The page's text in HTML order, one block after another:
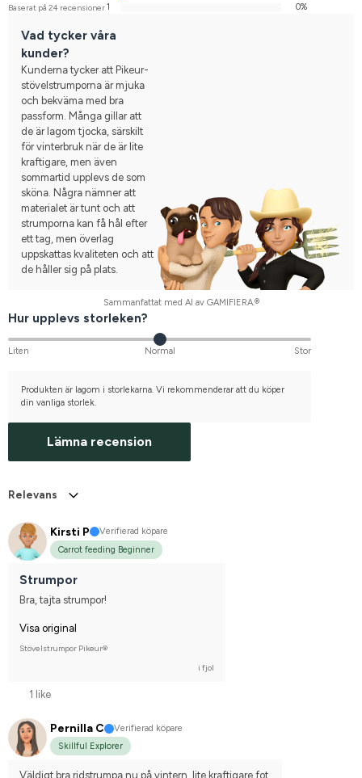
Baserat på 24 recensioner1
0%
Vad tycker våra
kunder?
Kunderna tycker att Pikeur-
stövelstrumporna är mjuka
och bekväma med bra
passform. Många gillar att
de är lagom tjocka, särskilt
för vinterbruk när de är lite
kraftigare, men även
sommartid upplevs de som
sköna. Några nämner att
materialet är tunt och att
strumporna kan få hål efter
ett tag, men överlag
uppskattas kvaliteten och att
de håller sig på plats.
Sammanfattat med AI av GAMIFIERA.®
Hur upplevs storleken?
Liten Normal Stor
Produkten är lagom i storlekarna. Vi rekommenderar att du köper
din vanliga storlek.
Lämna recension
Relevans
Kirsti P
Verifierad köpare
Carrot feeding Beginner
Strumpor
Bra, tajta strumpor!
Visa original
Stövelstrumpor Pikeur®
i fjol
1 like
Pernilla C
Verifierad köpare
Skillful Explorer
Väldigt bra ridstrumpa nu på vintern, lite kraftigare fot.